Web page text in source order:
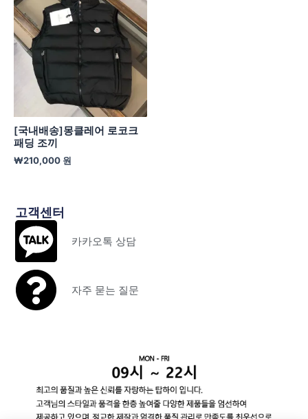
[국내배송]몽클레어 로코크
패딩 조끼
₩210,000 원
고객센터
카카오톡 상담
자주 묻는 질문